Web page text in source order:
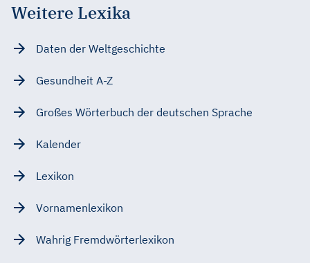
Weitere Lexika
Daten der Weltgeschichte
Gesundheit A-Z
Großes Wörterbuch der deutschen Sprache
Kalender
Lexikon
Vornamenlexikon
Wahrig Fremdwörterlexikon